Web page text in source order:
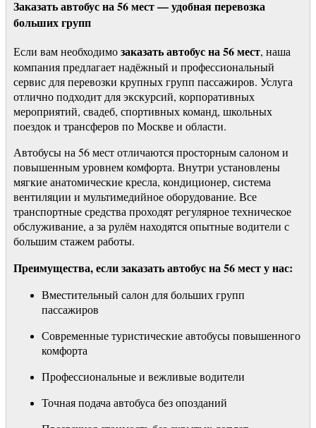
Заказать автобус на 56 мест — удобная перевозка
больших групп
Если вам необходимозаказать автобус на 56 мест, наша
компания предлагает надёжный и профессиональный
сервис для перевозки крупных групп пассажиров. Услуга
отлично подходит для экскурсий, корпоративных
мероприятий, свадеб, спортивных команд, школьных
поездок и трансферов по Москве и области.
Автобусы на 56 мест отличаются просторным салоном и
повышенным уровнем комфорта. Внутри установлены
мягкие анатомические кресла, кондиционер, система
вентиляции и мультимедийное оборудование. Все
транспортные средства проходят регулярное техническое
обслуживание, а за рулём находятся опытные водители с
большим стажем работы.
Преимущества, если заказать автобус на 56 мест у нас:
Вместительный салон для больших групп
пассажиров
Современные туристические автобусы повышенного
комфорта
Профессиональные и вежливые водители
Точная подача автобуса без опозданий